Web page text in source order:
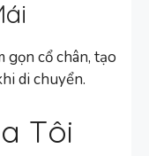
gọn cổ chân, tạo
di chuyển.
Tôi